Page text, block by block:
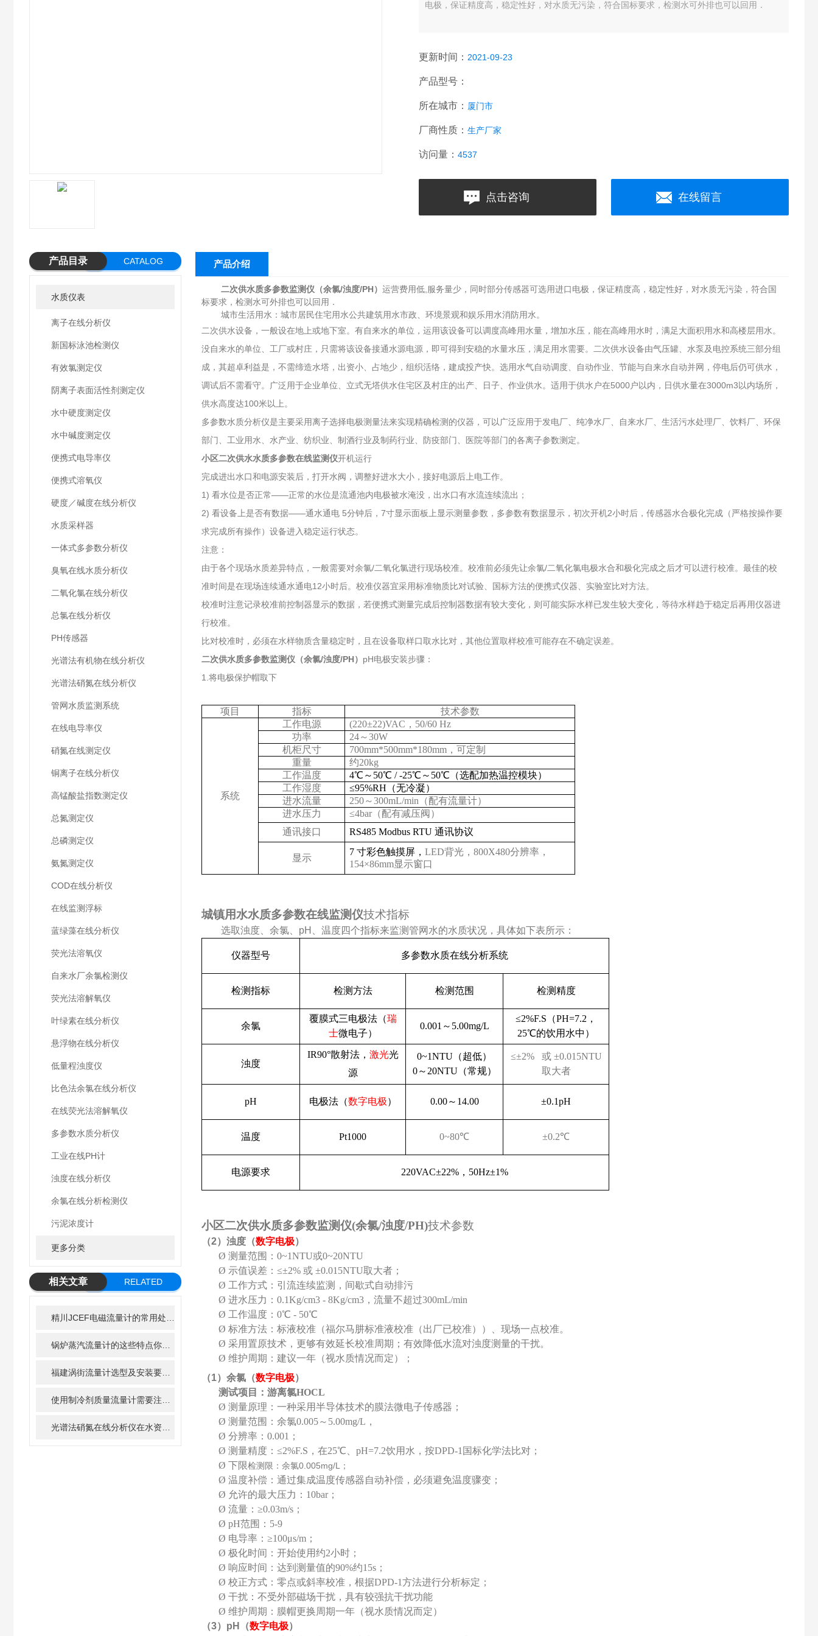
电极，保证精度高，稳定性好，对水质无污染，符合国标要求，检测水可外排也可以回用．
更新时间： 2021-09-23
产品型号：
所在城市： 厦门市
厂商性质： 生产厂家
访问量： 4537
点击咨询 在线留言
产品目录 CATALOG
水质仪表
离子在线分析仪
新国标泳池检测仪
有效氯测定仪
阴离子表面活性剂测定仪
水中硬度测定仪
水中碱度测定仪
便携式电导率仪
便携式溶氧仪
硬度／碱度在线分析仪
水质采样器
一体式多参数分析仪
臭氧在线水质分析仪
二氧化氯在线分析仪
总氯在线分析仪
PH传感器
光谱法有机物在线分析仪
光谱法硝氮在线分析仪
管网水质监测系统
在线电导率仪
硝氮在线测定仪
铜离子在线分析仪
高锰酸盐指数测定仪
总氮测定仪
总磷测定仪
氨氮测定仪
COD在线分析仪
在线监测浮标
蓝绿藻在线分析仪
荧光法溶氧仪
自来水厂余氯检测仪
荧光法溶解氧仪
叶绿素在线分析仪
悬浮物在线分析仪
低量程浊度仪
比色法余氯在线分析仪
在线荧光法溶解氧仪
多参数水质分析仪
工业在线PH计
浊度在线分析仪
余氯在线分析检测仪
污泥浓度计
更多分类
相关文章
RELATED
产品介绍
二次供水质多参数监测仪（余氯/浊度/PH） 运营费用低,服务量少，同时部分传感器可选用进口电极，保证精度高，稳定性好，对水质无污染，符合国
标要求，检测水可外排也可以回用．
城市生活用水：城市居民住宅用水公共建筑用水市政、环境景观和娱乐用水消防用水。
二次供水设备，一般设在地上或地下室。有自来水的单位，运用该设备可以调度高峰用水量，增加水压，能在高峰用水时，满足大面积用水和高楼层用水。
没自来水的单位、工厂或村庄，只需将该设备接通水源电源，即可得到安稳的水量水压，满足用水需要。二次供水设备由气压罐、水泵及电控系统三部分组
成，其超卓利益是，不需缔造水塔，出资小、占地少，组织活络，建成投产快。选用水气自动调度、自动作业、节能与自来水自动并网，停电后仍可供水，
调试后不需看守。广泛用于企业单位、立式无塔供水住宅区及村庄的出产、日子、作业供水。适用于供水户在5000户以内，日供水量在3000m3以内场所，
供水高度达100米以上。
多参数水质分析仪是主要采用离子选择电极测量法来实现精确检测的仪器，可以广泛应用于发电厂、纯净水厂、自来水厂、生活污水处理厂、饮料厂、环保
部门、工业用水、水产业、纺织业、制酒行业及制药行业、防疫部门、医院等部门的各离子参数测定。
小区二次供水水质多参数在线监测仪开机运行
完成进出水口和电源安装后，打开水阀，调整好进水大小，接好电源后上电工作。
1) 看水位是否正常——正常的水位是流通池内电极被水淹没，出水口有水流连续流出；
2) 看设备上是否有数据——通水通电 5分钟后，7寸显示面板上显示测量参数，多参数有数据显示，初次开机2小时后，传感器水合极化完成（严格按操作要
求完成所有操作）设备进入稳定运行状态。
注意：
由于各个现场水质差异特点，一般需要对余氯/二氧化氯进行现场校准。校准前必须先让余氯/二氧化氯电极水合和极化完成之后才可以进行校准。最佳的校
准时间是在现场连续通水通电12小时后。校准仪器宜采用标准物质比对试验、国标方法的便携式仪器、实验室比对方法。
校准时注意记录校准前控制器显示的数据，若便携式测量完成后控制器数据有较大变化，则可能实际水样已发生较大变化，等待水样趋于稳定后再用仪器进
行校准。
比对校准时，必须在水样物质含量稳定时，且在设备取样口取水比对，其他位置取样校准可能存在不确定误差。
二次供水质多参数监测仪（余氯/浊度/PH） pH电极安装步骤：
1.将电极保护帽取下
项目 指标 技术参数
系统
工作电源 (220±22)VAC ， 50/60 Hz
功率
24～30W
机柜尺寸
700mm*500mm*180mm ，可定制
重量
约20kg
工作温度
4℃～ 50℃ / -25℃～ 50℃（选配加热温控模块）
工作湿度
≤95%RH （无冷凝）
进水流量
250～300mL/min （配有流量计）
进水压力
≤4bar（配有减压阀）
通讯接口
RS485 Modbus RTU 通讯协议
显示
7 寸彩色触摸屏， LED背光， 800X480分辨率，
154×86mm显示窗口
城镇用水水质多参数在线监测仪技术指标
选取浊度、余氯、 pH 、温度四个指标来监测管网水的水质状况，具体如下表所示：
仪器型号 多参数水质在线分析系统
检测指标 检测方法 检测范围 检测精度
余氯
覆膜式三电极法（瑞
士微电子）
0.001 ～ 5.00mg/L
≤2%F.S （PH=7.2 ，
25℃的饮用水中）
浊度
IR90°散射法， 激光光
源
0~1NTU （超低）
0～ 20NTU（常规）
≤±2% 或 ±0.015NTU
取大者
pH 电极法（数字电极） 0.00～ 14.00 ±0.1pH
温度 Pt1000 0~80℃ ±0.2℃
电源要求 220VAC±22%， 50Hz±1%
小区二次供水质多参数监测仪(余氯/浊度/PH)技术参数
（2）浊度（数字电极）
Ø 测量范围：0~1NTU或0~20NTU
Ø 示值误差： ≤±2% 或 ±0.015NTU取大者；
Ø 工作方式： 引流连续监测，间歇式自动排污
Ø 进水压力： 0.1Kg/cm3 - 8Kg/cm3 ，流量不超过300mL/min
Ø 工作温度：0℃ - 50℃
Ø 标准方法：标液校准（福尔马肼标准液校准（出厂已校准）
）、现场一点校准。
Ø 采用置原技术，更够有效延长校准周期；有效降低水流对浊度测量的干扰。
Ø 维护周期：建议一年（视水质情况而定）；
（1）余氯（数字电极）
测试项目：游离氯HOCL
Ø 测量原理：一种采用半导体技术的膜法微电子传感器；
Ø 测量范围：余氯0.005～5.00mg/L，
Ø 分辨率：0.001；
Ø 测量精度：≤2%F.S，在25℃、pH=7.2饮用水，按DPD-1国标化学法比对；
Ø 下限检测限：余氯0.005mg/L；
Ø 温度补偿：通过集成温度传感器自动补偿，必须避免温度骤变；
Ø 允许的最大压力：10bar；
Ø 流量：≥0.03m/s；
Ø pH范围：5-9
Ø 电导率：≥100μs/m；
Ø 极化时间：开始使用约2小时；
Ø 响应时间：达到测量值的90%约15s；
Ø 校正方式：零点或斜率校准，根据DPD-1方法进行分析标定；
Ø 干扰：不受外部磁场干扰，具有较强抗干扰功能
Ø 维护周期：膜帽更换周期一年（视水质情况而定）
（3） pH （数字电极）